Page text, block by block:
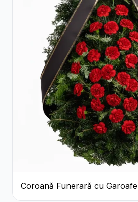
Coroană Funerară cu Garoafe